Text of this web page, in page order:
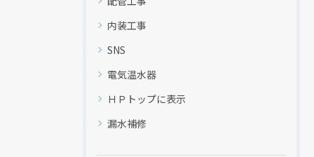
内装工事
SNS
電気温水器
ＨＰトップに表示
漏水補修
現在、新聞に入っている折込チラシです。
現在、新聞に入っている折込チラシです。